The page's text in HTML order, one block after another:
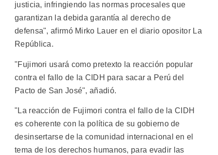
justicia, infringiendo las normas procesales que
garantizan la debida garantía al derecho de
defensa", afirmó Mirko Lauer en el diario opositor La
República.
"Fujimori usará como pretexto la reacción popular
contra el fallo de la CIDH para sacar a Perú del
Pacto de San José", añadió.
"La reacción de Fujimori contra el fallo de la CIDH
es coherente con la política de su gobierno de
desinsertarse de la comunidad internacional en el
tema de los derechos humanos, para evadir las